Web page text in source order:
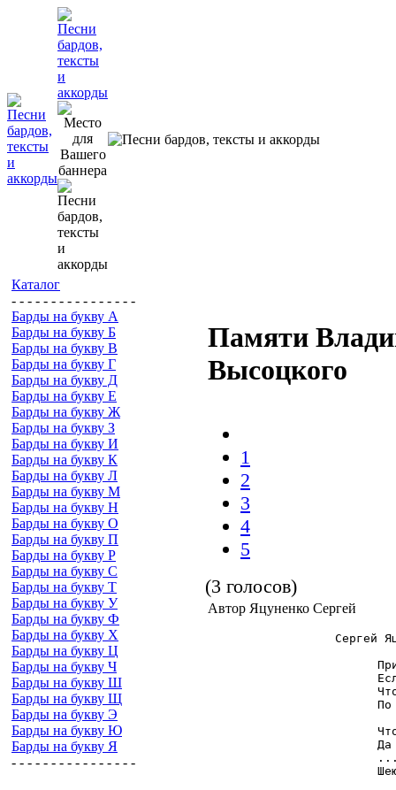
Каталог
- - - - - - - - - - - - - - - -
Барды на букву А
Барды на букву Б
Барды на букву В
Барды на букву Г
Барды на букву Д
Барды на букву Е
Барды на букву Ж
Барды на букву З
Барды на букву И
Барды на букву К
Барды на букву Л
Барды на букву М
Барды на букву Н
Барды на букву О
Барды на букву П
Барды на букву Р
Барды на букву С
Барды на букву Т
Барды на букву У
Барды на букву Ф
Барды на букву Х
Барды на букву Ц
Барды на букву Ч
Барды на букву Ш
Барды на букву Щ
Барды на букву Э
Барды на букву Ю
Барды на букву Я
- - - - - - - - - - - - - - - -
Памяти
Высоцкого
1
2
3
4
5
(3 голосов)
Автор Яцуненко Сергей
Сергей
Да